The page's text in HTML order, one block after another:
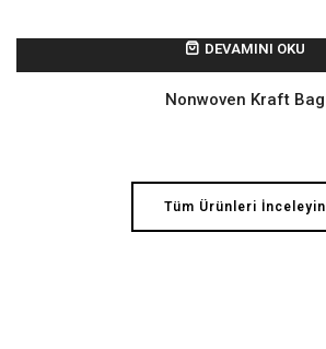
DEVAMINI OKU
Nonwoven Kraft Bag
Tüm Ürünleri İnceleyin